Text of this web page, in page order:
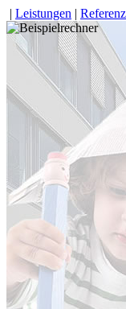
| Leistungen |